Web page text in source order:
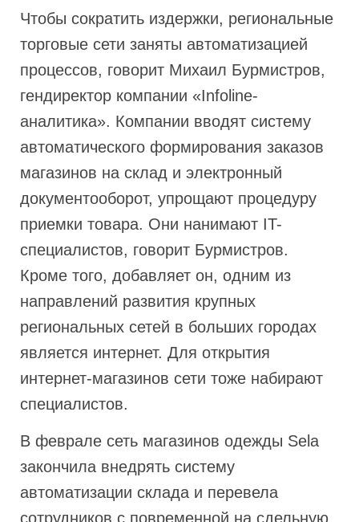
Чтобы сократить издержки, региональные
торговые сети заняты автоматизацией
процессов, говорит Михаил Бурмистров,
гендиректор компании «Infoline-
аналитика». Компании вводят систему
автоматического формирования заказов
магазинов на склад и электронный
документооборот, упрощают процедуру
приемки товара. Они нанимают IT-
специалистов, говорит Бурмистров.
Кроме того, добавляет он, одним из
направлений развития крупных
региональных сетей в больших городах
является интернет. Для открытия
интернет-магазинов сети тоже набирают
специалистов.
В феврале сеть магазинов одежды Sela
закончила внедрять систему
автоматизации склада и перевела
сотрудников с повременной на сдельную